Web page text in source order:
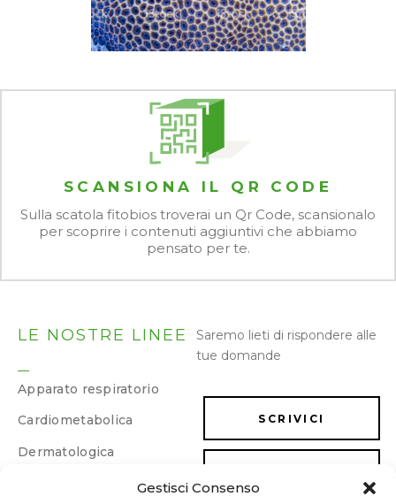
Gestisci Consenso
SCANSIONA IL QR CODE
Sulla scatola fitobios troverai un Qr Code, scansionalo
per scoprire i contenuti aggiuntivi che abbiamo
pensato per te.
LE NOSTRE LINEE
Apparato respiratorio
Cardiometabolica
Dermatologica
Saremo lieti di rispondere alle
tue domande
SCRIVICI